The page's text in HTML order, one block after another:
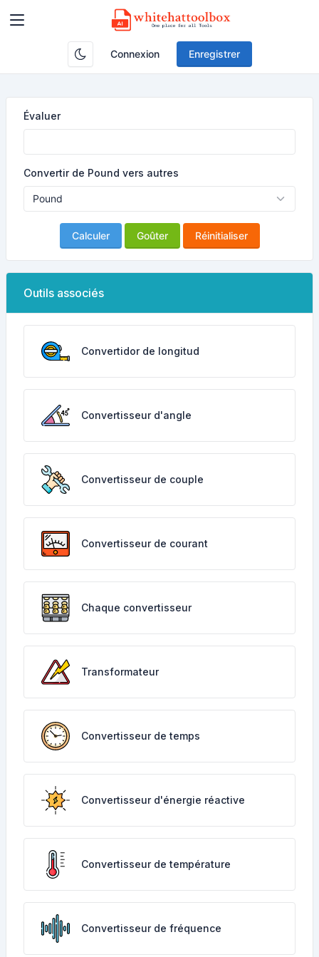
Connexion Enregistrer
Évaluer
Convertir de Pound vers autres
Calculer Goûter Réinitialiser
Outils associés
Convertidor de longitud
Convertisseur d'angle
Convertisseur de couple
Convertisseur de courant
Chaque convertisseur
Transformateur
Convertisseur de temps
Convertisseur d'énergie réactive
Convertisseur de température
Convertisseur de fréquence